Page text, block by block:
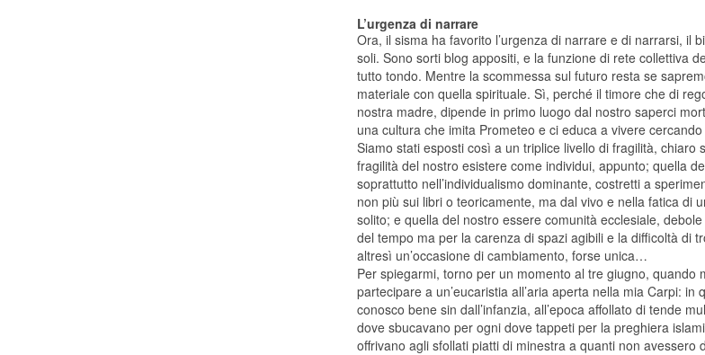
L’urgenza di narrare
Ora, il sisma ha favorito l’urgenza di narrare e di narrarsi, il
soli. Sono sorti blog appositi, e la funzione di rete collettiva
tutto tondo. Mentre la scommessa sul futuro resta se
materiale con quella spirituale. Sì, perché il timore che di
nostra madre, dipende in primo luogo dal nostro saperci
una cultura che imita Prometeo e ci educa a vivere
Siamo stati esposti così a un triplice livello di fragilità, chiaro
fragilità del nostro esistere come individui, appunto; quella
soprattutto nell’individualismo dominante, costretti a
non più sui libri o teoricamente, ma dal vivo e nella fatica di
solito; e quella del nostro essere comunità ecclesiale,
del tempo ma per la carenza di spazi agibili e la difficoltà di
altresì un’occasione di cambiamento, forse unica…
Per spiegarmi, torno per un momento al tre giugno, quando
partecipare a un’eucaristia all’aria aperta nella mia Carpi:
conosco bene sin dall’infanzia, all’epoca affollato di tende
dove sbucavano per ogni dove tappeti per la preghiera
offrivano agli sfollati piatti di minestra a quanti non avessero